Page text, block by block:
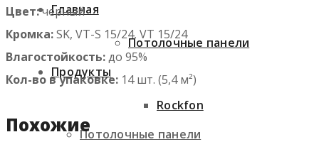
Главная
Продукты
Потолочные панели
Потолочные панели
Rockfon
Цвет:черный
Кромка:SK, VT-S 15/24, VT 15/24
Влагостойкость:до 95%
Кол-во в упаковке: 14 шт. (5,4 м²)
Похожие